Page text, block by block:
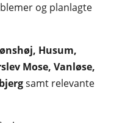
og planlagte
Husum,
Mose, Vanløse,
samt relevante